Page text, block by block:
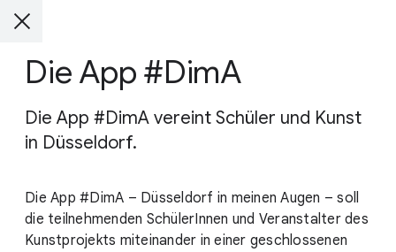
Die App #DimA
Die App #DimA vereint Schüler und Kunst
in Düsseldorf.
Die App #DimA – Düsseldorf in meinen Augen – soll
die teilnehmenden SchülerInnen und Veranstalter des
Kunstprojekts miteinander in einer geschlossenen